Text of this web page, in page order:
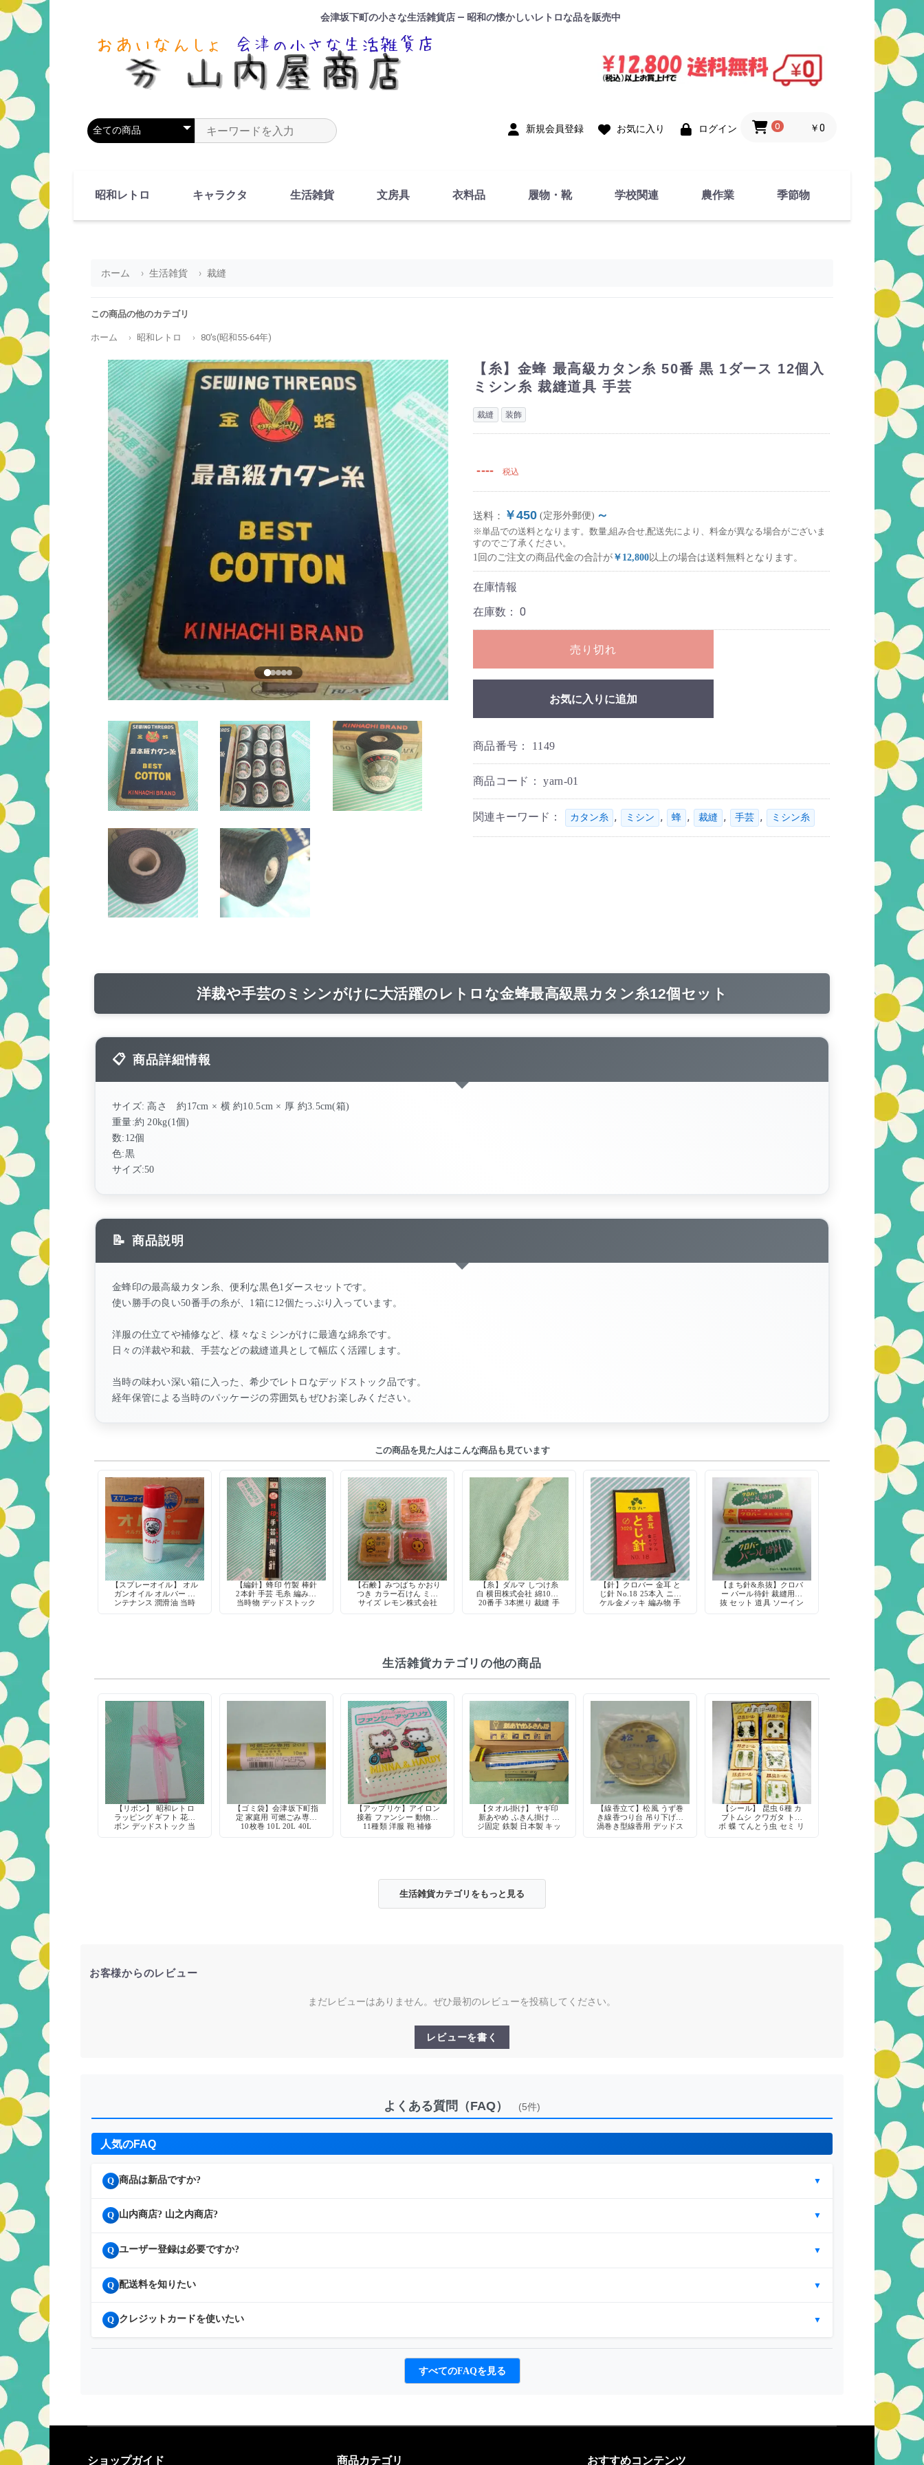
会津坂下町の小さな生活雑貨店 — 昭和の懐かしいレトロな品を販売中
商品カテゴリを選択 商品名やキーワードを入力 新規会員登録 お気に入り ログイン 0 ￥0
昭和レトロ キャラクタ 生活雑貨 文房具 衣料品 履物・靴 学校関連 農作業 季節物
ホーム 生活雑貨 裁縫
この商品の他のカテゴリ
ホーム 昭和レトロ 80's(昭和55-64年)
【糸】金蜂 最高級カタン糸 50番 黒 1ダース 12個入
ミシン糸 裁縫道具 手芸
裁縫 装飾
---- 税込
送料： ￥450 (定形外郵便) ～
※単品での送料となります。数量,組み合せ,配送先により、料金が異なる場合がございま
すのでご了承ください。
1回のご注文の商品代金の合計が ￥12,800以上の場合は送料無料となります。
在庫情報
在庫数： 0
売り切れ
お気に入りに追加
商品番号： 1149
商品コード：yarn-01
関連キーワード： カタン糸 , ミシン , 蜂 , 裁縫 , 手芸 , ミシン糸
洋裁や手芸のミシンがけに大活躍のレトロな金蜂最高級黒カタン糸12個セット
商品詳細情報
サイズ: 高さ 約17cm × 横 約10.5cm × 厚 約3.5cm(箱)
重量:約 20kg(1個)
数:12個
色:黒
サイズ:50
商品説明
金蜂印の最高級カタン糸、便利な黒色1ダースセットです。
使い勝手の良い50番手の糸が、1箱に12個たっぷり入っています。
洋服の仕立てや補修など、様々なミシンがけに最適な綿糸です。
日々の洋裁や和裁、手芸などの裁縫道具として幅広く活躍します。
当時の味わい深い箱に入った、希少でレトロなデッドストック品です。
経年保管による当時のパッケージの雰囲気もぜひお楽しみください。
この商品を見た人はこんな商品も見ています
【スプレーオイル】 オル
ガンオイル オルパー メ
ンテナンス 潤滑油 当時
【編針】蜂印 竹製 棒針
2本針 手芸 毛糸 編み物
当時物 デッドストック
【石鹸】みつばち かおり
つき カラー石けん ミニ
サイズ レモン株式会社
【糸】ダルマ しつけ糸
白 横田株式会社 綿100%
20番手 3本撚り 裁縫 手
【針】クロバー 金耳 と
じ針 No.18 25本入 ニッ
ケル金メッキ 編み物 手
【まち針&糸抜】クロバ
ー パール待針 裁縫用糸
抜 セット 道具 ソーイン
生活雑貨カテゴリの他の商品
【リボン】 昭和レトロ
ラッピング ギフト 花リ
ボン デッドストック 当
【ゴミ袋】会津坂下町指
定 家庭用 可燃ごみ専用
10枚巻 10L 20L 40L
【アップリケ】アイロン
接着 ファンシー 動物柄
11種類 洋服 鞄 補修
【タオル掛け】 ヤギ印
新あやめ ふきん掛け ネ
ジ固定 鉄製 日本製 キッ
【線香立て】松風 うず巻
き線香つり台 吊り下げ式
渦巻き型線香用 デッドス
【シール】 昆虫 6種 カ
ブトムシ クワガタ トン
ボ 蝶 てんとう虫 セミ リ
生活雑貨カテゴリをもっと見る
お客様からのレビュー
まだレビューはありません。ぜひ最初のレビューを投稿してください。
レビューを書く
よくある質問（FAQ） (5件)
人気のFAQ
Q 商品は新品ですか? ▼
Q 山内商店? 山之内商店? ▼
Q ユーザー登録は必要ですか? ▼
Q 配送料を知りたい ▼
Q クレジットカードを使いたい ▼
すべてのFAQを見る
ショップガイド 商品カテゴリ おすすめコンテンツ